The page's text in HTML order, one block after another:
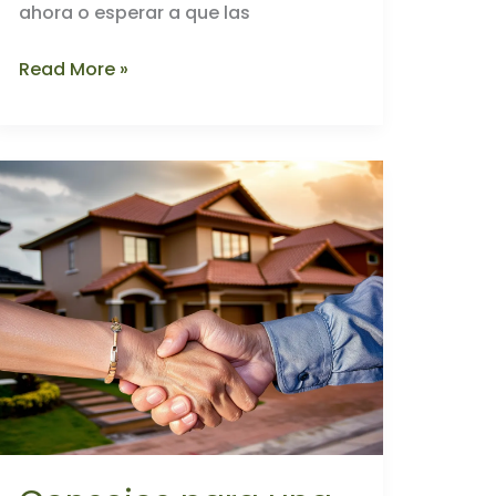
ahora o esperar a que las
Momento
Invertir
en
Bienes
Raíces
Read More »